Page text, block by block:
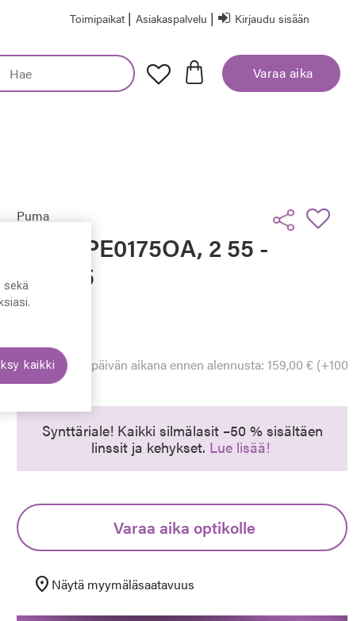
Toimipaikat | Asiakaspalvelu | Kirjaudu sisään
Varaa aika
Puma
Puma PE0175OA, 2 55 -
17 - 145
159,00 €
Alin hinta 30 päivän aikana ennen alennusta: 159,00 € (+100
%)
Synttäriale! Kaikki silmälasit –50 % sisältäen
linssit ja kehykset. Lue lisää!
Varaa aika optikolle
location_on Näytä myymäläsaatavuus
sekä
kaikki